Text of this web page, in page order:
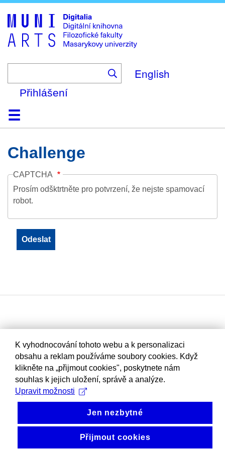
to
main
content
English
Přihlášení
DomůKolekce
Prohlížení
Vyhledávání
O platformě
Nápověda
KontaktDigitalia
Challenge
CAPTCHA
Prosím odšktrtněte pro potvrzení, že nejste spamovací
robot.
K vyhodnocování tohoto webu a k personalizaci
obsahu a reklam používáme soubory cookies. Když
klikněte na „přijmout cookies", poskytnete nám
souhlas k jejich uložení, správě a analýze.
Upravit možnosti
Jen nezbytné
Přijmout cookies